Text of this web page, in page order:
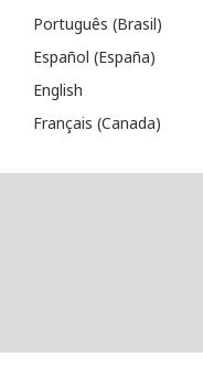
Português (Brasil)
Español (España)
English
Français (Canada)